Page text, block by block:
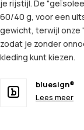
je rijstijl. De
60/40 g, voor een
gewicht, terwijl onze
zodat je zonder
kleding kunt kiezen.
bluesign®
Lees meer